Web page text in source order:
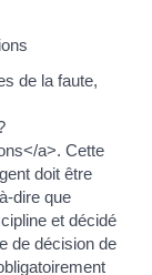
de la faute,
a>. Cette
doit être
dire que
et décidé
de décision de